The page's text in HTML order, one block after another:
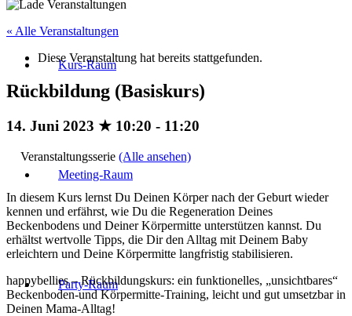
Kurs-Raum
Meeting-Raum
Party-Raum
« Alle Veranstaltungen
Diese Veranstaltung hat bereits stattgefunden.
Rückbildung (Basiskurs)
14. Juni 2023 ★ 10:20 - 11:20
Veranstaltungsserie (Alle ansehen)
In diesem Kurs lernst Du Deinen Körper nach der Geburt wieder
kennen und erfährst, wie Du die Regeneration Deines
Beckenbodens und Deiner Körpermitte unterstützen kannst. Du
erhältst wertvolle Tipps, die Dir den Alltag mit Deinem Baby
erleichtern und Deine Körpermitte langfristig stabilisieren.
happybellies – Rückbildungskurs: ein funktionelles, „unsichtbares“
Beckenboden-und Körpermitte-Training, leicht und gut umsetzbar in
Deinen Mama-Alltag!